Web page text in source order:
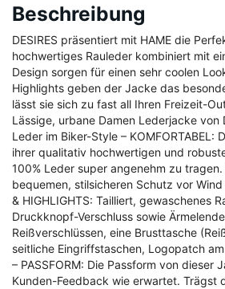
Beschreibung
DESIRES präsentiert mit HAME die
hochwertiges Rauleder kombiniert mit
Design sorgen für einen sehr coolen
Highlights geben der Jacke das
lässt sie sich zu fast all Ihren Freizeit-
Lässige, urbane Damen Lederjacke von
Leder im Biker-Style – KOMFORTABEL:
ihrer qualitativ hochwertigen und
100% Leder super angenehm zu
bequemen, stilsicheren Schutz vor Wind
& HIGHLIGHTS: Tailliert, gewaschenes
Druckknopf-Verschluss sowie
Reißverschlüssen, eine Brusttasche
seitliche Eingriffstaschen, Logopatch
– PASSFORM: Die Passform von dieser
Kunden-Feedback wie erwartet. Trägst